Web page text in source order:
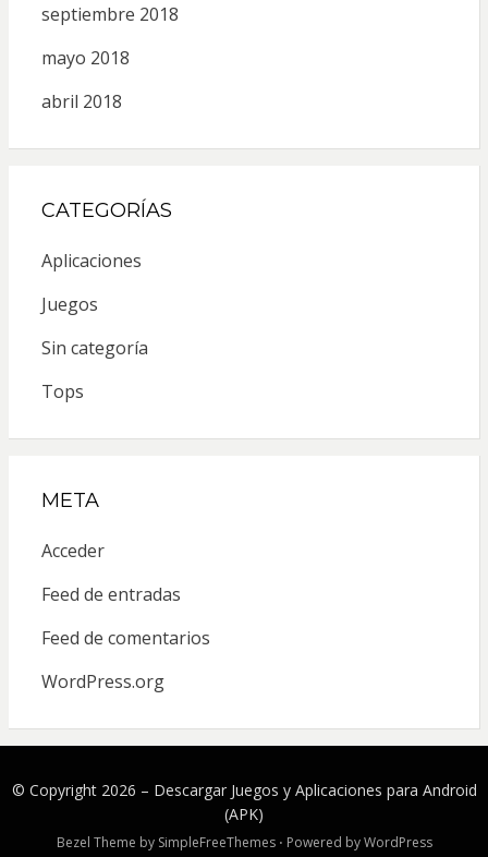
septiembre 2018
mayo 2018
abril 2018
CATEGORÍAS
Aplicaciones
Juegos
Sin categoría
Tops
META
Acceder
Feed de entradas
Feed de comentarios
WordPress.org
© Copyright 2026 – Descargar Juegos y Aplicaciones para Android
(APK)
Bezel Theme by SimpleFreeThemes ⋅ Powered byWordPress